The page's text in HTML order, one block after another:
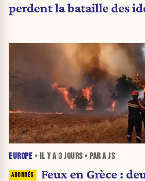
perdent la bataille des
EUROPE • IL Y A 3 JOURS• PAR A JS
Feux en Grèce :